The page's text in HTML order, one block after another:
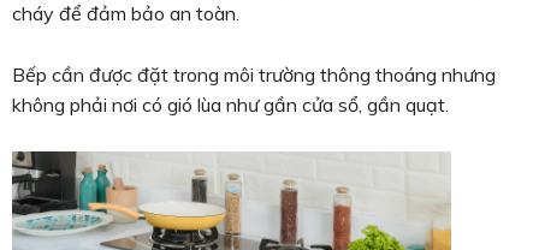
cháy để đảm bảo an toàn.
Bếp cần được đặt trong môi trường thông thoáng nhưng
không phải nơi có gió lùa như gần cửa sổ, gần quạt.